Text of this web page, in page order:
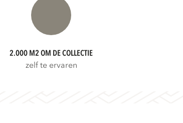
2.000 M2 OM DE COLLECTIE
zelf te ervaren